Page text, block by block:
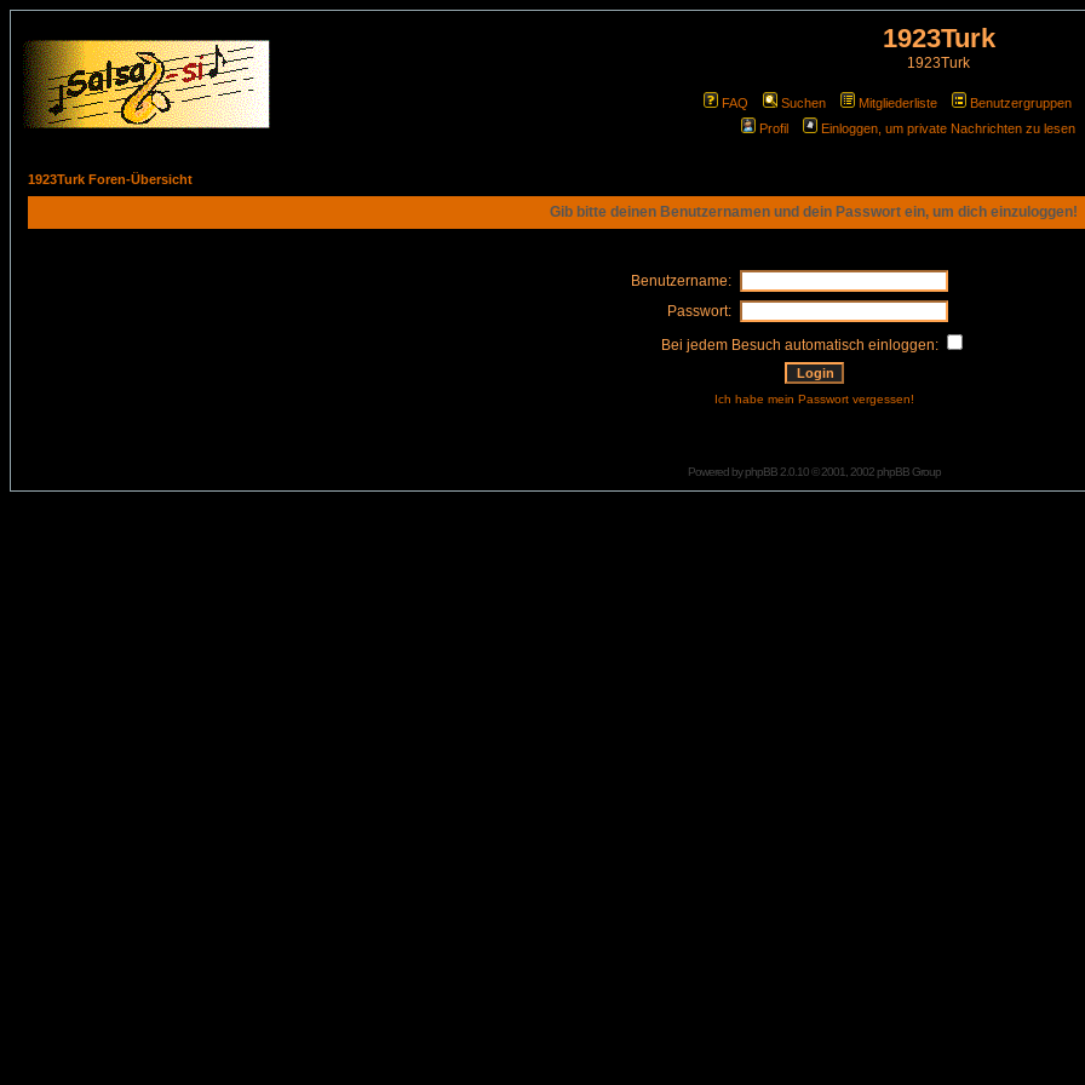
1923Turk
1923Turk
FAQ Suchen Mitgliederliste Benutzergruppen
Profil
Einloggen, um private Nachrichten zu lesen
1923Turk Foren-Übersicht
Gib bitte deinen Benutzernamen und dein Passwort ein, um dich einzuloggen!
Benutzername:
Passwort:
Bei jedem Besuch automatisch einloggen:
Ich habe mein Passwort vergessen!
Powered byphpBB2.0.10 © 2001, 2002 phpBB Group